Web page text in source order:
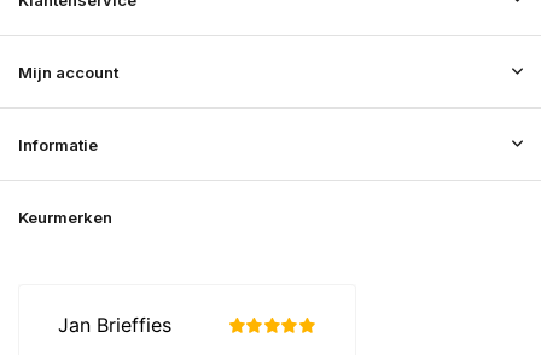
Mijn account
Informatie
Keurmerken